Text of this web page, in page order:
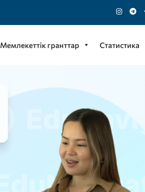
Мемлекеттік гранттар Статистика